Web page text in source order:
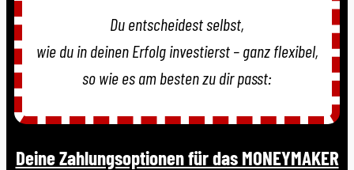
Du entscheidest selbst,
wie du in deinen Erfolg investierst – ganz flexibel,
so wie es am besten zu dir passt:
Deine Zahlungsoptionen für das MONEYMAKER